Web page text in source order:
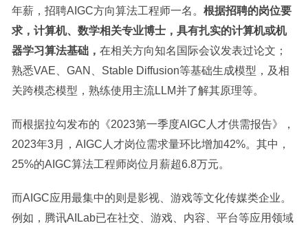
年薪，招聘AIGC方向算法工程师一名。 根据招聘的岗位要
求，计算机、数学相关专业博士，具有扎实的计算机或机
器学习算法基础， 在相关方向知名国际会议发表过论文；
熟悉VAE、GAN、Stable Diffusion等基础生成模型，及相
关跨模态模型，熟练使用主流LLM并了解其原理等。
而根据拉勾发布的《2023第一季度AIGC人才供需报告》，
2023年3月，AIGC人才岗位需求量环比增加42%。其中，
25%的AIGC算法工程师岗位月薪超6.8万元。
而AIGC应用最集中的则是影视、游戏等文化传媒类企业。
例如，腾讯AILab已在社交、游戏、内容、平台等应用领域